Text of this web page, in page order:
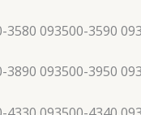
093500-3590
093500-3950